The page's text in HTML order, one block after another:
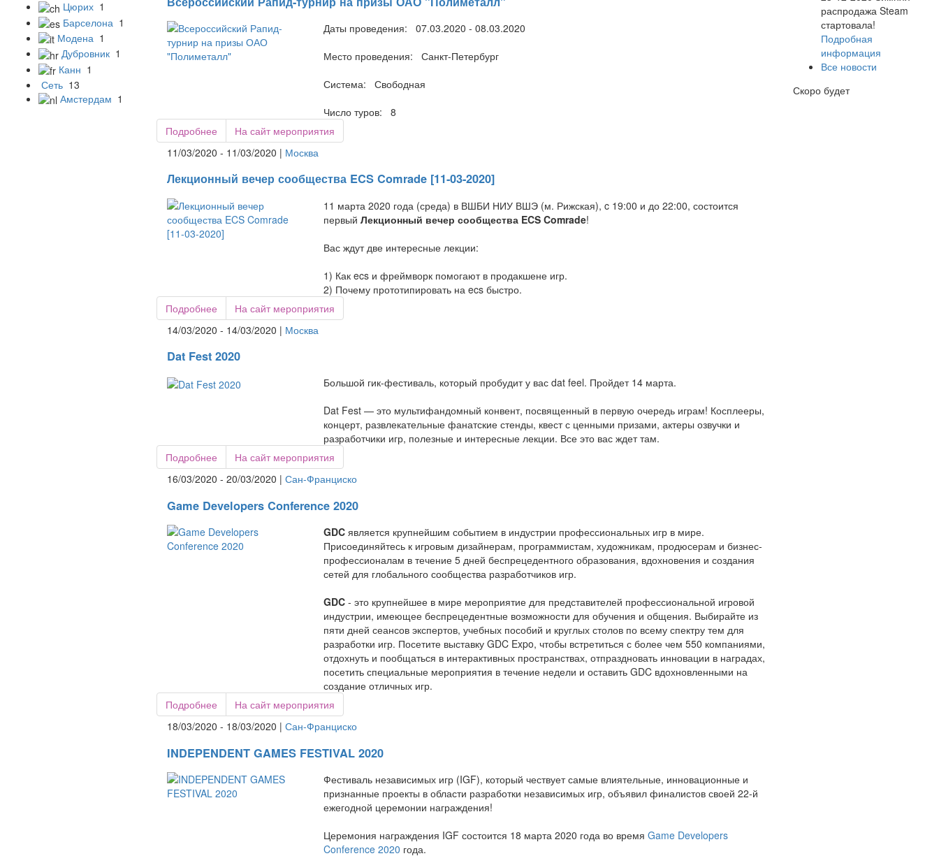
Цюрих 1
Барселона 1
Модена 1
Дубровник 1
Канн 1
Сеть 13
Амстердам 1
Даты проведения: 07.03.2020 - 08.03.2020
Место проведения: Санкт-Петербург
Система: Свободная
Число туров: 8
Подробнее
На сайт мероприятия
11/03/2020 - 11/03/2020 | Москва
Лекционный вечер сообщества ECS Comrade [11-03-2020]
11 марта 2020 года (среда) в ВШБИ НИУ ВШЭ (м. Рижская), c 19:00 и до 22:00, состоится
первый Лекционный вечер сообщества ECS Comrade!
Вас ждут две интересные лекции:
1) Как ecs и фреймворк помогают в продакшене игр.
2) Почему прототипировать на ecs быстро.
Подробнее
На сайт мероприятия
14/03/2020 - 14/03/2020 | Москва
Dat Fest 2020
Большой гик-фестиваль, который пробудит у вас dat feel. Пройдет 14 марта.
Dat Fest — это мультифандомный конвент, посвященный в первую очередь играм! Косплееры,
концерт, развлекательные фанатские стенды, квест с ценными призами, актеры озвучки и
разработчики игр, полезные и интересные лекции. Все это вас ждет там.
Подробнее
На сайт мероприятия
16/03/2020 - 20/03/2020 | Сан-Франциско
Game Developers Conference 2020
GDC является крупнейшим событием в индустрии профессиональных игр в мире.
Присоединяйтесь к игровым дизайнерам, программистам, художникам, продюсерам и бизнес-
профессионалам в течение 5 дней беспрецедентного образования, вдохновения и создания
сетей для глобального сообщества разработчиков игр.
GDC - это крупнейшее в мире мероприятие для представителей профессиональной игровой
индустрии, имеющее беспрецедентные возможности для обучения и общения. Выбирайте из
пяти дней сеансов экспертов, учебных пособий и круглых столов по всему спектру тем для
разработки игр. Посетите выставку GDC Expo, чтобы встретиться с более чем 550 компаниями,
отдохнуть и пообщаться в интерактивных пространствах, отпраздновать инновации в наградах,
посетить специальные мероприятия в течение недели и оставить GDC вдохновленными на
создание отличных игр.
Подробнее
На сайт мероприятия
18/03/2020 - 18/03/2020 | Сан-Франциско
INDEPENDENT GAMES FESTIVAL 2020
Фестиваль независимых игр (IGF), который чествует самые влиятельные, инновационные и
признанные проекты в области разработки независимых игр, объявил финалистов своей 22-й
ежегодной церемонии награждения!
Церемония награждения IGF состоится 18 марта 2020 года во время Game Developers
Conference 2020 года.
распродажа Steam
стартовала!
Подробная
информация
Все новости
Скоро будет